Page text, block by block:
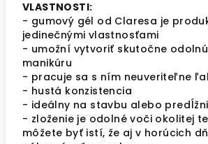
VLASTNOSTI:
- gumový gél od Claresa je
jedinečnými vlastnosťami
- umožní vytvoriť skutočne
manikúru
- pracuje sa s ním neuveriteľne
- hustá konzistencia
- ideálny na stavbu alebo
- zloženie je odolné voči okolitej
môžete byť istí, že aj v horúcich